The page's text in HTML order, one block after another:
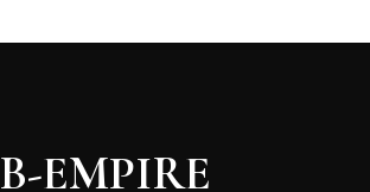
B-EMPIRE